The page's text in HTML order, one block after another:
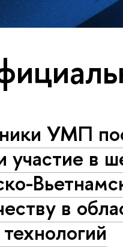
УМП
участие в
в